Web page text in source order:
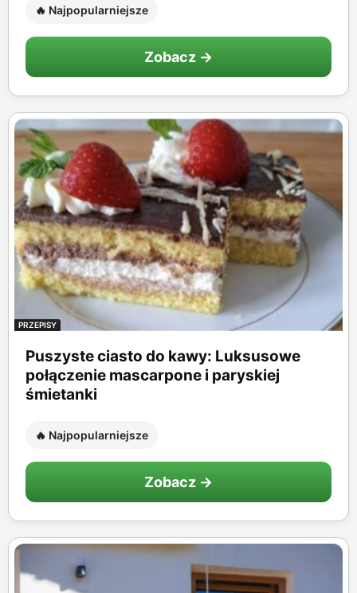
🔥 Najpopularniejsze
Zobacz →
PRZEPISY
Puszyste ciasto do kawy: Luksusowe
połączenie mascarpone i paryskiej
śmietanki
🔥 Najpopularniejsze
Zobacz →